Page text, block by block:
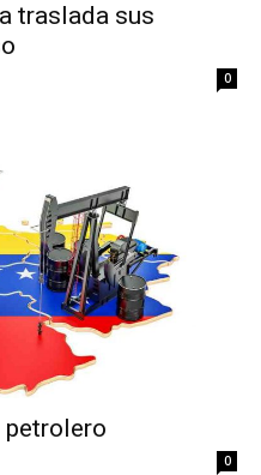
traslada sus
0
petrolero
0